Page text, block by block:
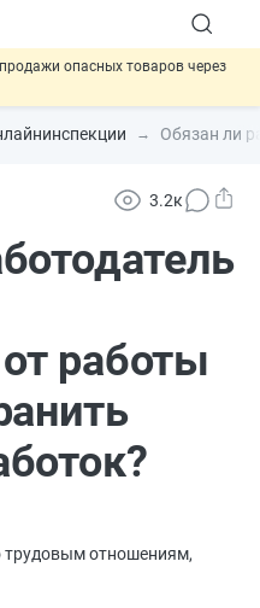
опасных товаров через
пропишут в ТК РФ#новости
ИЖС с эскроу-
критерии трудовых и ГПХ-
Обязан ли
3.2к
работы
трудовым отношениям,